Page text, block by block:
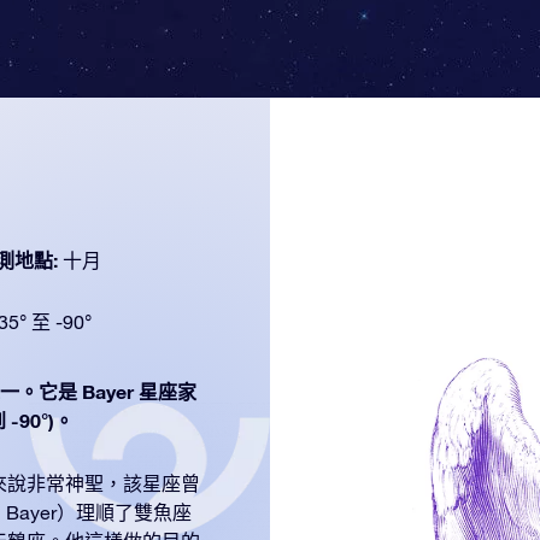
地點: 十月
至 -90°
。它是 Bayer 星座家
90°)。
非常神聖，該星座曾
Bayer）理順了雙魚座